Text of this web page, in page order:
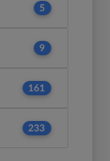
5
9
161
233